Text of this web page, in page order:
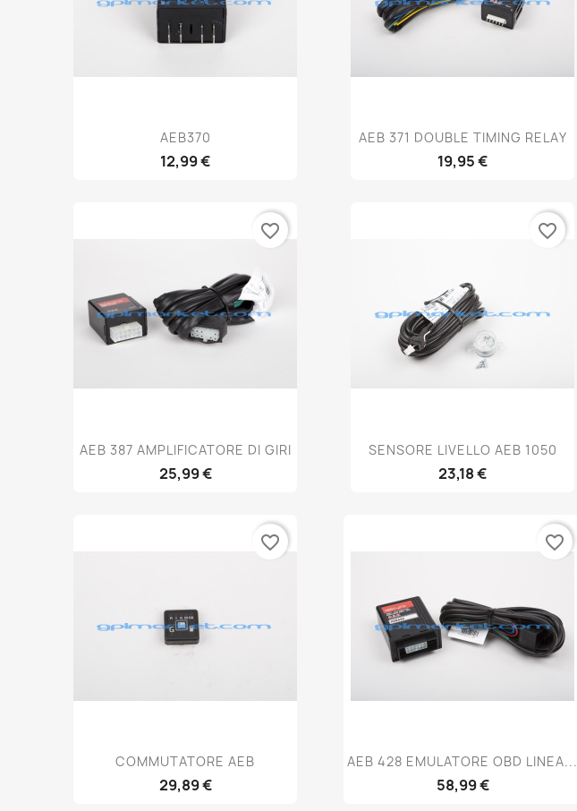
Anteprima
AEB370
12,99 €
Anteprima
AEB 371 DOUBLE TIMING RELAY
19,95 €
Anteprima
AEB 387 AMPLIFICATORE DI GIRI
25,99 €
favorite_border
Anteprima
SENSORE LIVELLO AEB 1050
23,18 €
favorite_border
Anteprima
COMMUTATORE AEB
29,89 €
favorite_border
 Anteprima
AEB 428 EMULATORE OBD LINEA...
58,99 €
favorite_border